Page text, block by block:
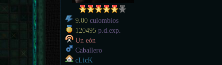
9.00 culombios
120495 p.d.exp.
Un eón
Caballero
cLicK